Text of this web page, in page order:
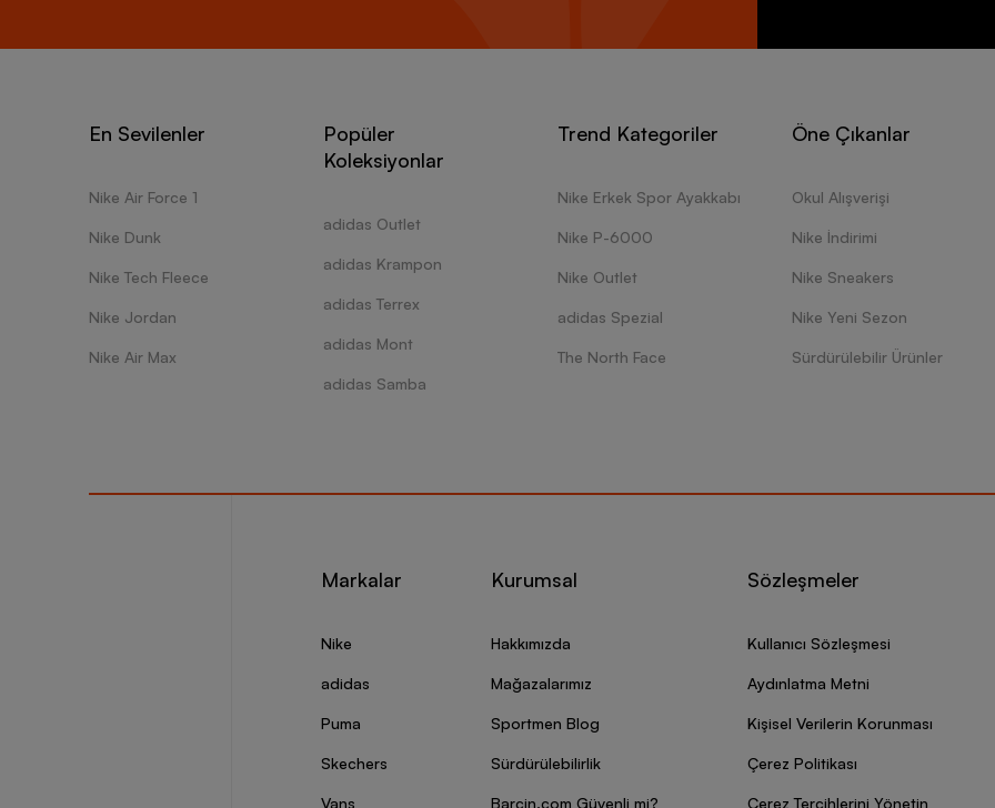
En Sevilenler
Nike Air Force 1
Nike Dunk
Nike Tech Fleece
Nike Jordan
Nike Air Max
Popüler
Koleksiyonlar
adidas Outlet
adidas Krampon
adidas Terrex
adidas Mont
adidas Samba
Trend Kategoriler
Nike Erkek Spor Ayakkabı
Nike P-6000
Nike Outlet
adidas Spezial
The North Face
Öne Çıkanlar
Okul Alışverişi
Nike İndirimi
Nike Sneakers
Nike Yeni Sezon
Sürdürülebilir Ürünler
Markalar
Nike
adidas
Puma
Skechers
Vans
Kurumsal
Hakkımızda
Mağazalarımız
Sportmen Blog
Sürdürülebilirlik
Barcin.com Güvenli mi?
Sözleşmeler
Kullanıcı Sözleşmesi
Aydınlatma Metni
Kişisel Verilerin Korunması
Çerez Politikası
Çerez Tercihlerini Yönetin